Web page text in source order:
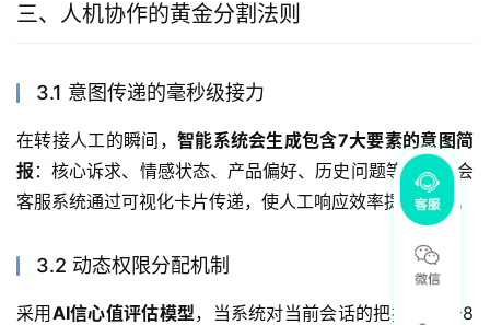
三、人机协作的黄金分割法则
3.1 意图传递的毫秒级接力
在转接人工的瞬间， 智能系统会生成包含7大要素的意图简
报 ：核心诉求、情感状态、产品偏好、历史问题等。唯品会
客服系统通过可视化卡片传递，使人工响应效率提升40%。
3.2 动态权限分配机制
采用 AI信心值评估模型，当系统对当前会话的把握度低于8